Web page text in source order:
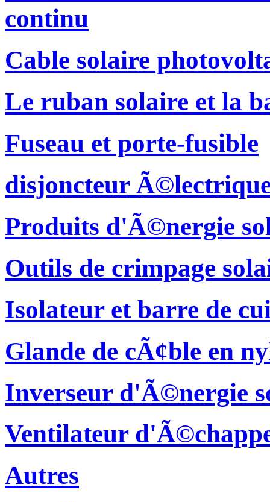
continu
Cable solaire
Le ruban solaire et la
Fuseau et porte-fusible
disjoncteur
Produits d'Ã©nergie
Outils de crimpage
Isolateur et barre de
Glande de cÃ¢ble en
Inverseur d'Ã©nergie
Ventilateur
Autres